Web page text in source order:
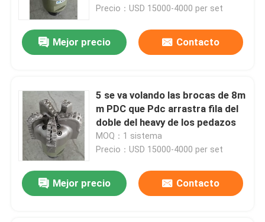
Precio：USD 15000-4000 per set
Mejor precio Contacto
5 se va volando las brocas de 8m
m PDC que Pdc arrastra fila del
doble del heavy de los pedazos
MOQ：1 sistema
Precio：USD 15000-4000 per set
Mejor precio Contacto